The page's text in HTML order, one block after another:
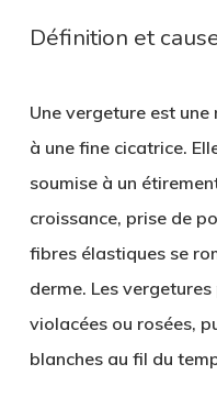
Définition et
Une vergeture est
à une fine cicatrice.
soumise à un
croissance, prise de
fibres élastiques se
derme. Les
violacées ou rosées,
blanches au fil du